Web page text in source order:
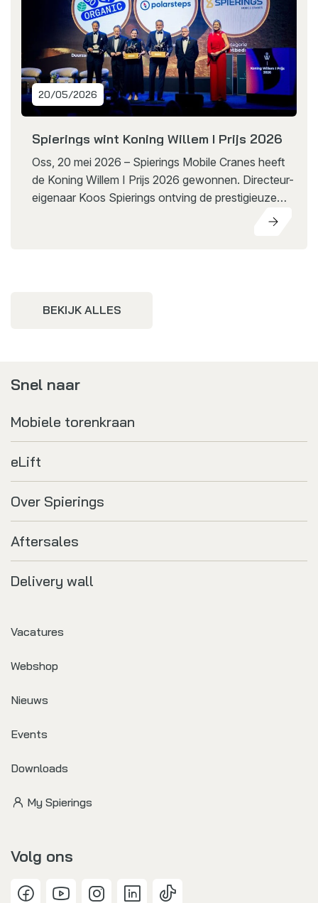
20/05/2026
Spierings wint Koning Willem I Prijs 2026
Oss, 20 mei 2026 – Spierings Mobile Cranes heeft
de Koning Willem I Prijs 2026 gewonnen. Directeur-
eigenaar Koos Spierings ontving de prestigieuze
ondernemersprijs uit handen van erevoorzitter Hare
BEKIJK ALLES
Snel naar
Mobiele torenkraan
eLift
Over Spierings
Aftersales
Delivery wall
Vacatures
Webshop
Nieuws
Events
Downloads
My Spierings
Volg ons